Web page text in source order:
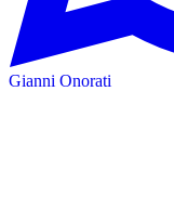
Gianni Onorati